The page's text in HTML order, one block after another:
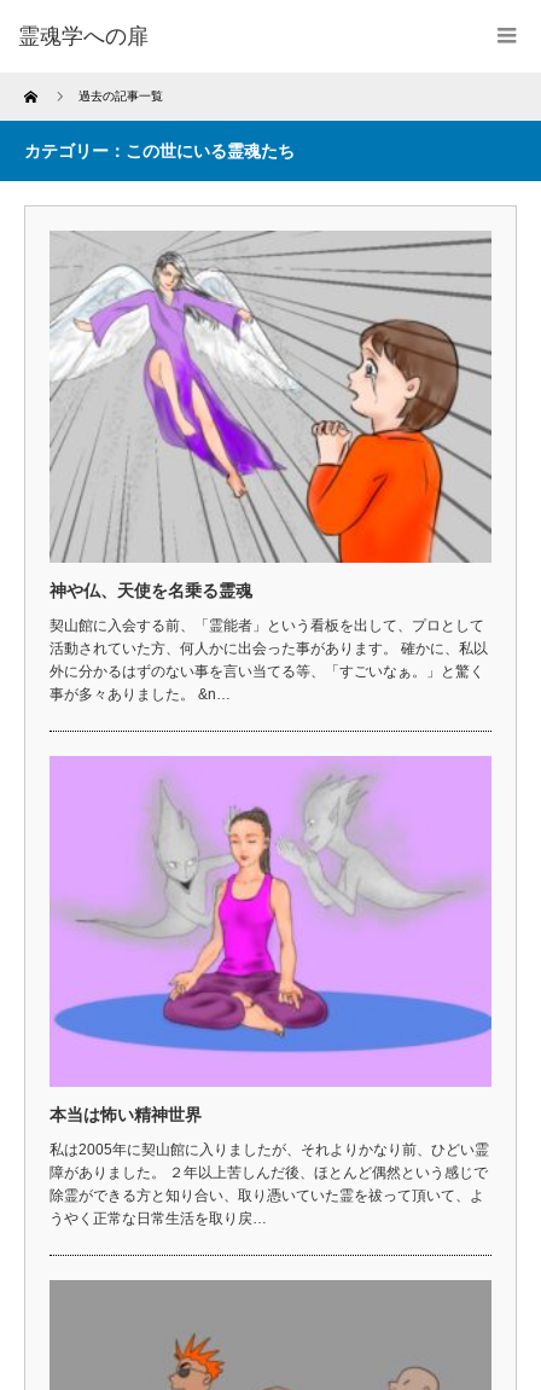
霊魂学への扉
Home 過去の記事一覧
カテゴリー：この世にいる霊魂たち
神や仏、天使を名乗る霊魂
契山館に入会する前、「霊能者」という看板を出して、プロとして
活動されていた方、何人かに出会った事があります。 確かに、私以
外に分かるはずのない事を言い当てる等、「すごいなぁ。」と驚く
事が多々ありました。 &n…
本当は怖い精神世界
私は2005年に契山館に入りましたが、それよりかなり前、ひどい霊
障がありました。 ２年以上苦しんだ後、ほとんど偶然という感じで
除霊ができる方と知り合い、取り憑いていた霊を祓って頂いて、よ
うやく正常な日常生活を取り戻…